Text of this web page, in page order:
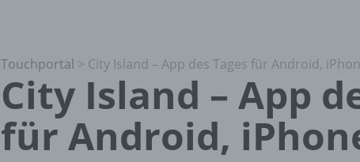
Touchportal > City Island – App des Tages für Android,
City Island – App
für Android,